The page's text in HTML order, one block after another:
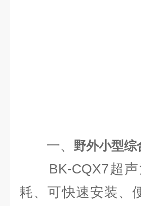
一、 野外小型综
BK-CQX7超声
耗、可快速安装、